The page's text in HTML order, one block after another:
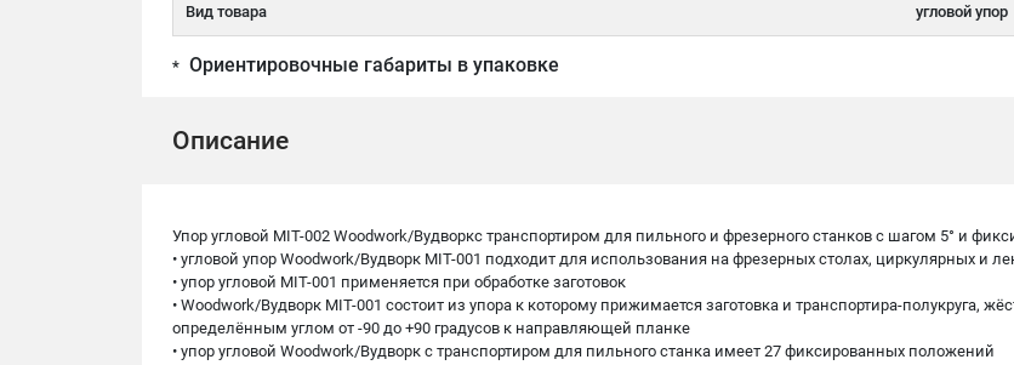
Вид товара угловой упор
* Ориентировочные габариты в упаковке
Описание
Упор угловой MIT-002 Woodwork/Вудворкс транспортиром для пильного и фрезерного станков с шагом 5° и
• угловой упор Woodwork/Вудворк MIT-001 подходит для использования на фрезерных столах, циркулярных и
• упор угловой MIT-001 применяется при обработке заготовок
• Woodwork/Вудворк MIT-001 состоит из упора к которому прижимается заготовка и транспортира-полукруга,
определённым углом от -90 до +90 градусов к направляющей планке
• упор угловой Woodwork/Вудворк с транспортиром для пильного станка имеет 27 фиксированных положений